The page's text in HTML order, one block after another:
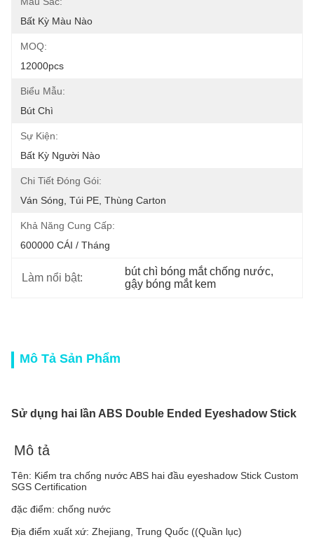
Bất Kỳ Màu Nào
MOQ:
12000pcs
Biểu Mẫu:
Bút Chì
Sự Kiện:
Bất Kỳ Người Nào
Chi Tiết Đóng Gói:
Ván Sóng, Túi PE, Thùng Carton
Khả Năng Cung Cấp:
600000 CÁI / Tháng
Làm nổi bật:
bút chì bóng mắt chống nước,
gậy bóng mắt kem
Mô Tả Sản Phẩm
Sử dụng hai lần ABS Double Ended Eyeshadow Stick
Mô tả
Tên: Kiểm tra chống nước ABS hai đầu eyeshadow Stick Custom
SGS Certification
đặc điểm: chống nước
Địa điểm xuất xứ: Zhejiang, Trung Quốc ((Quần lục)